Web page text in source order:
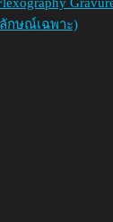
ลักษณ์เฉพาะ)